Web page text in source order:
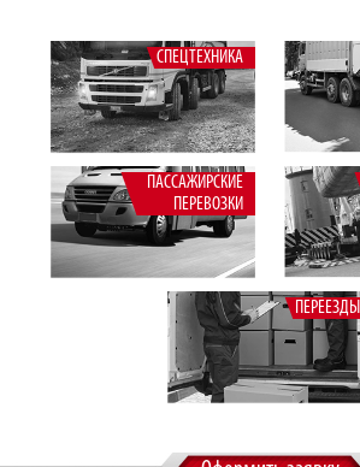
Эвакуатор
СПЕЦТЕХНИКА
ПАССАЖИРСКИЕ
ПЕРЕВОЗКИ
ПЕРЕЕЗДЫ